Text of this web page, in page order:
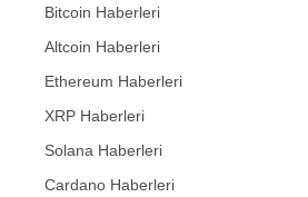
Bitcoin Haberleri
Altcoin Haberleri
Ethereum Haberleri
XRP Haberleri
Solana Haberleri
Cardano Haberleri